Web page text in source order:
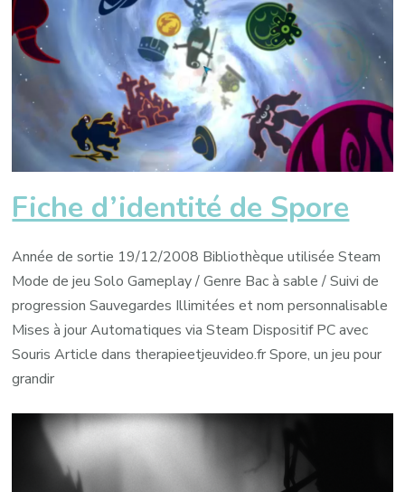
Fiche d’identité de Spore
Année de sortie 19/12/2008 Bibliothèque utilisée Steam
Mode de jeu Solo Gameplay / Genre Bac à sable / Suivi de
progression Sauvegardes Illimitées et nom personnalisable
Mises à jour Automatiques via Steam Dispositif PC avec
Souris Article dans therapieetjeuvideo.fr Spore, un jeu pour
grandir